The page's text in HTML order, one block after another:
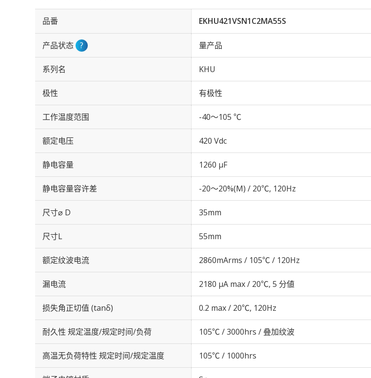
品番 EKHU421VSN1C2MA55S
产品状态 ? 量产品
系列名 KHU
极性 有极性
工作温度范围 -40～105 ℃
额定电压 420 Vdc
静电容量 1260 µF
静电容量容许差 -20～20%(M) / 20℃, 120Hz
尺寸⌀ D 35mm
尺寸L 55mm
额定纹波电流 2860mArms / 105℃ / 120Hz
漏电流 2180 μA max / 20℃, 5 分値
损失角正切值 (tanδ) 0.2 max / 20℃, 120Hz
耐久性 规定温度/规定时间/负荷 105℃ / 3000hrs / 叠加纹波
高温无负荷特性 规定时间/规定温度 105℃ / 1000hrs